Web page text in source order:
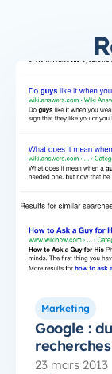
Marketing
Google :
23 mars 2013